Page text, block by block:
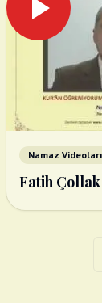
Namaz Videoları
Fatih